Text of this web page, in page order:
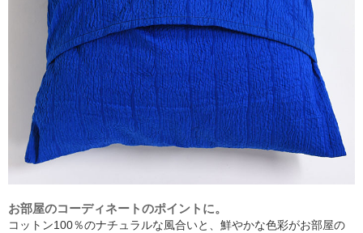
お部屋のコーディネートのポイントに。
コットン100％のナチュラルな風合いと、鮮やかな色彩がお部屋の